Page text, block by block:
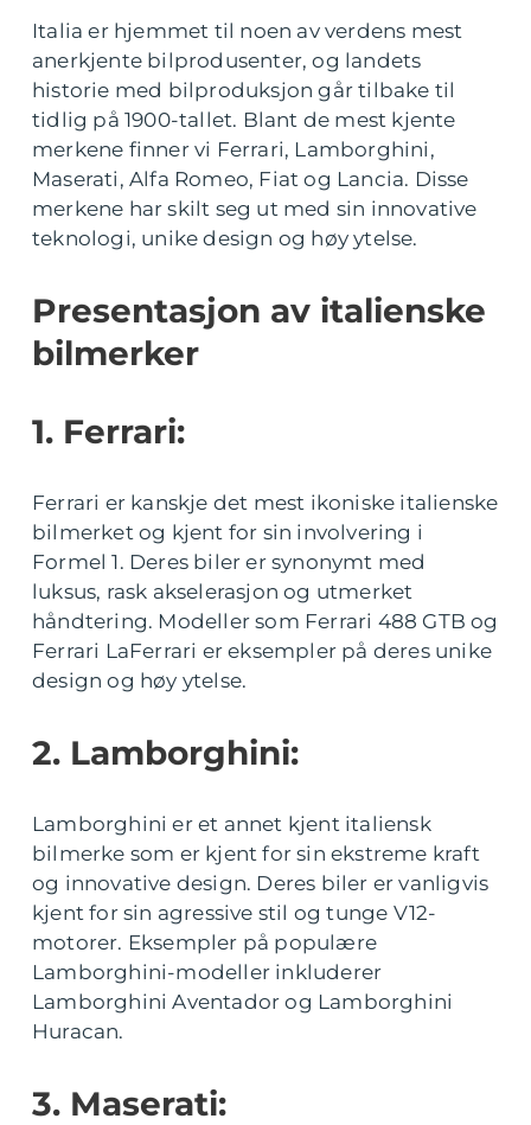
Italia er hjemmet til noen av verdens mest
anerkjente bilprodusenter, og landets
historie med bilproduksjon går tilbake til
tidlig på 1900-tallet. Blant de mest kjente
merkene finner vi Ferrari, Lamborghini,
Maserati, Alfa Romeo, Fiat og Lancia. Disse
merkene har skilt seg ut med sin innovative
teknologi, unike design og høy ytelse.
Presentasjon av italienske
bilmerker
1. Ferrari:
Ferrari er kanskje det mest ikoniske italienske
bilmerket og kjent for sin involvering i
Formel 1. Deres biler er synonymt med
luksus, rask akselerasjon og utmerket
håndtering. Modeller som Ferrari 488 GTB og
Ferrari LaFerrari er eksempler på deres unike
design og høy ytelse.
2. Lamborghini:
Lamborghini er et annet kjent italiensk
bilmerke som er kjent for sin ekstreme kraft
og innovative design. Deres biler er vanligvis
kjent for sin agressive stil og tunge V12-
motorer. Eksempler på populære
Lamborghini-modeller inkluderer
Lamborghini Aventador og Lamborghini
Huracan.
3. Maserati: